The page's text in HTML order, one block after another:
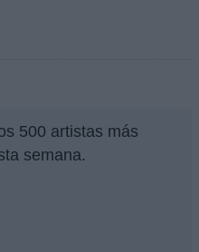
500 artistas más
semana.